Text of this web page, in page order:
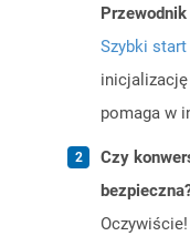
Szybki start
pomaga w
Czy